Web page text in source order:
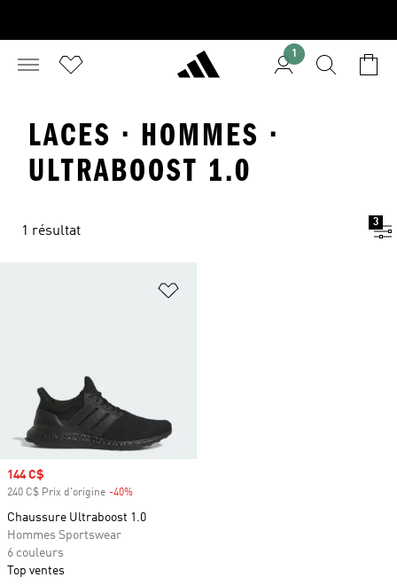
1
LACES · HOMMES ·
ULTRABOOST 1.0
1 résultat
3
Prix soldé
144 C$
240 C$ Prix d'origine -40%
Chaussure Ultraboost 1.0
Hommes Sportswear
6 couleurs
Top ventes